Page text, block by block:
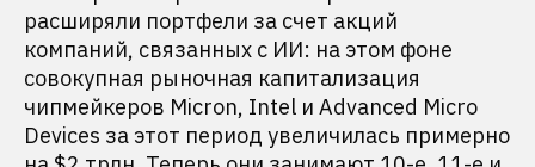
расширяли портфели за счет акций
компаний, связанных с ИИ: на этом фоне
совокупная рыночная капитализация
чипмейкеров Micron, Intel и Advanced Micro
Devices за этот период увеличилась примерно